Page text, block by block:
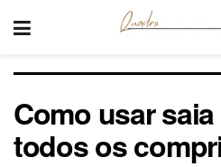
Como usar
todos os